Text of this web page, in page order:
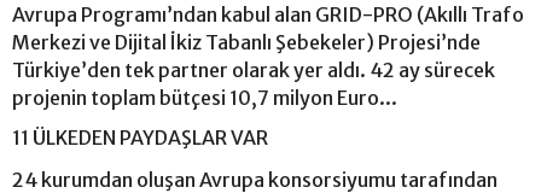
Avrupa Programı’ndan kabul alan GRID-PRO (Akıllı Trafo
Merkezi ve Dijital İkiz Tabanlı Şebekeler) Projesi’nde
Türkiye’den tek partner olarak yer aldı. 42 ay sürecek
projenin toplam bütçesi 10,7 milyon Euro...
11 ÜLKEDEN PAYDAŞLAR VAR
24 kurumdan oluşan Avrupa konsorsiyumu tarafından